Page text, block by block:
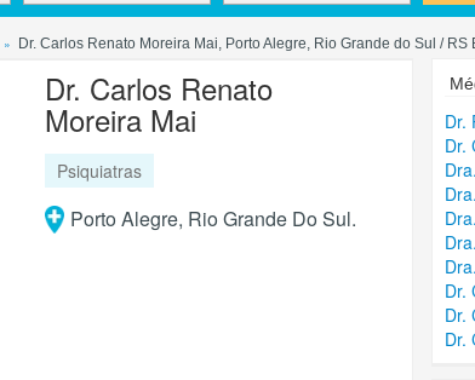
Dr. Carlos Renato Moreira Mai, Porto Alegre, Rio Grande do Sul / RS
Dr. Carlos Renato
Moreira Mai
Psiquiatras
Porto Alegre, Rio Grande Do Sul.
Dr.
Dr.
Dr.
Dr.
Dr.